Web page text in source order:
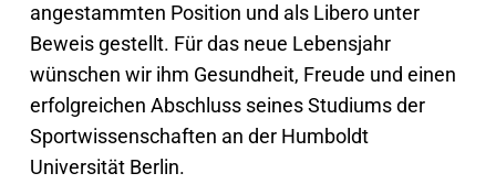
angestammten Position und als Libero unter
Beweis gestellt. Für das neue Lebensjahr
wünschen wir ihm Gesundheit, Freude und einen
erfolgreichen Abschluss seines Studiums der
Sportwissenschaften an der Humboldt
Universität Berlin.